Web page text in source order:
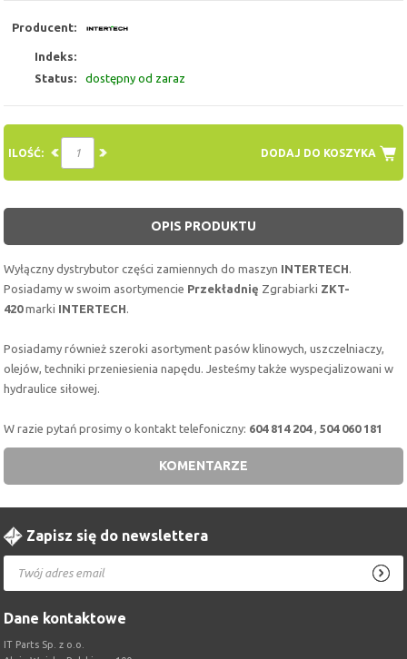
Producent:
Indeks:
Status:
dostępny od zaraz
DODAJ DO KOSZYKA
ILOŚĆ:
OPIS PRODUKTU
Wyłączny dystrybutor części zamiennych do maszyn INTERTECH.
Posiadamy w swoim asortymencie Przekładnię Zgrabiarki ZKT-
420marki INTERTECH.
Posiadamy również szeroki asortyment pasów klinowych, uszczelniaczy,
olejów, techniki przeniesienia napędu. Jesteśmy także wyspecjalizowani w
hydraulice siłowej.
W razie pytań prosimy o kontakt telefoniczny: 604 814 204,504 060 181
KOMENTARZE
Zapisz się do newslettera
Dane kontaktowe
IT Parts Sp. z o.o.